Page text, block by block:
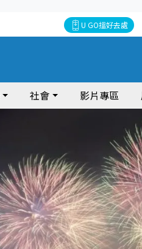
U GO搵好去處
社會 影片專區